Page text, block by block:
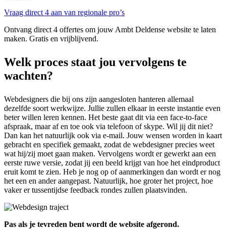
Vraag direct 4 aan van regionale pro’s
Ontvang direct 4 offertes om jouw Ambt Deldense website te laten
maken. Gratis en vrijblijvend.
Welk proces staat jou vervolgens te
wachten?
Webdesigners die bij ons zijn aangesloten hanteren allemaal
dezelfde soort werkwijze. Jullie zullen elkaar in eerste instantie even
beter willen leren kennen. Het beste gaat dit via een face-to-face
afspraak, maar af en toe ook via telefoon of skype. Wil jij dit niet?
Dan kan het natuurlijk ook via e-mail. Jouw wensen worden in kaart
gebracht en specifiek gemaakt, zodat de webdesigner precies weet
wat hij/zij moet gaan maken. Vervolgens wordt er gewerkt aan een
eerste ruwe versie, zodat jij een beeld krijgt van hoe het eindproduct
eruit komt te zien. Heb je nog op of aanmerkingen dan wordt er nog
het een en ander aangepast. Natuurlijk, hoe groter het project, hoe
vaker er tussentijdse feedback rondes zullen plaatsvinden.
Pas als je tevreden bent wordt de website afgerond.